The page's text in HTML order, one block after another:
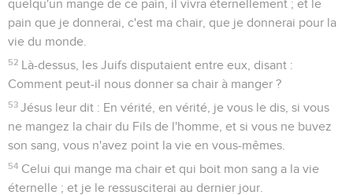
quelqu'un mange de ce pain, il vivra éternellement ; et le
pain que je donnerai, c'est ma chair, que je donnerai pour la
vie du monde.
52 Là-dessus, les Juifs disputaient entre eux, disant :
Comment peut-il nous donner sa chair à manger ?
53 Jésus leur dit : En vérité, en vérité, je vous le dis, si vous
ne mangez la chair du Fils de l'homme, et si vous ne buvez
son sang, vous n'avez point la vie en vous-mêmes.
54 Celui qui mange ma chair et qui boit mon sang a la vie
éternelle ; et je le ressusciterai au dernier jour.